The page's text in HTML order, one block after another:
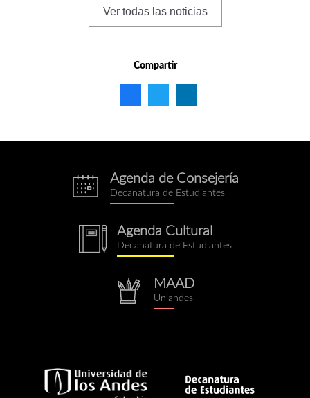
Ver todas las noticias
Compartir
eventos.png
Agenda de Consejería
Decanatura de Estudiantes
notebook.png
Agenda Cultural
Decanatura de Estudiantes
repositorio.png
MAAD
Uniandes